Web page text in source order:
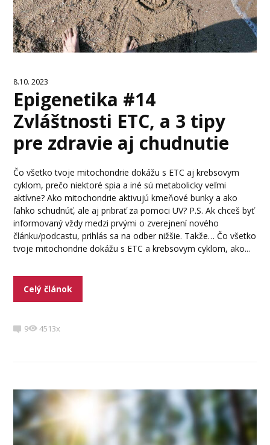
8.10. 2023
Epigenetika #14
Zvláštnosti ETC, a 3 tipy
pre zdravie aj chudnutie
Čo všetko tvoje mitochondrie dokážu s ETC aj krebsovym
cyklom, prečo niektoré spia a iné sú metabolicky veľmi
aktívne? Ako mitochondrie aktivujú kmeňové bunky a ako
ľahko schudnúť, ale aj pribrať za pomoci UV? P.S. Ak chceš byť
informovaný vždy medzi prvými o zverejnení nového
článku/podcastu, prihlás sa na odber nižšie. Takže… Čo všetko
tvoje mitochondrie dokážu s ETC a krebsovym cyklom, ako...
Celý článok
9 4513x